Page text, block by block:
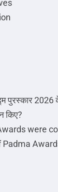
पुरस्कार 2026
किए?
were